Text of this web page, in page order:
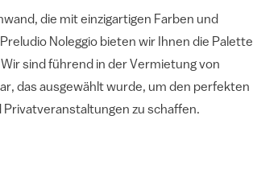
die mit einzigartigen Farben und
Noleggio bieten wir Ihnen die Palette
sind führend in der Vermietung von
das ausgewählt wurde, um den perfekten
zu schaffen.